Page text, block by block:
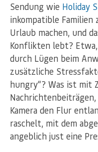
Sendung wie Holiday
inkompatible Familien
Urlaub machen, und
Konflikten lebt?
durch Lügen beim
zusätzliche
hungry“? Was ist mit
Kamera den Flur
raschelt, mit dem
angeblich just eine